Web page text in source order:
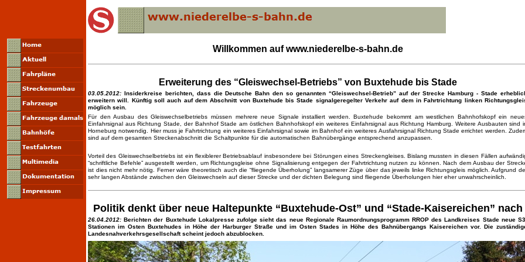
Willkommen auf www.niederelbe-s-bahn.de
Erweiterung des “Gleiswechsel-Betriebs” von Buxtehude bis Stade
03.05.2012: Insiderkreise berichten, dass die Deutsche Bahn den so genannten “Gleiswechsel-Betrieb” auf der Strecke Hamburg - Stade
erweitern will. Künftig soll auch auf dem Abschnitt von Buxtehude bis Stade signalgeregelter Verkehr auf dem in Fahrtrichtung linken
möglich sein.
Für den Ausbau des Gleiswechselbetriebs müssen mehrere neue Signale installiert werden. Buxtehude bekommt am westlichen Bahnhofskopf ein
Einfahrsignal aus Richtung Stade, der Bahnhof Stade am östlichen Bahnhofskopf ein weiteres Einfahrsignal aus Richtung Hamburg. Weitere Ausbauten sind
Horneburg notwendig. Hier muss je Fahrtrichtung ein weiteres Einfahrsignal sowie im Bahnhof ein weiteres Ausfahrsignal Richtung Stade errichtet werden.
sind auf dem gesamten Streckenabschnitt die Schaltpunkte für die automatischen Bahnübergänge entsprechend anzupassen.
Vorteil des Gleiswechselbetriebs ist ein flexiblerer Betriebsablauf insbesondere bei Störungen eines Streckengleises. Bislang mussten in diesen Fällen
“schriftliche Befehle” ausgestellt werden, um Richtungsgleise ohne Signalisierung entgegen der Fahrtrichtung nutzen zu können. Nach dem Ausbau der
ist dies nicht mehr nötig. Ferner wäre theoretisch auch die “fliegende Überholung” langsamerer Züge über das jeweils linke Richtungsgleis möglich. Aufgrund
sehr langen Abstände zwischen den Gleiswechseln auf dieser Strecke und der dichten Belegung sind fliegende Überholungen hier eher unwahrscheinlich.
Politik denkt über neue Haltepunkte “Buxtehude-Ost” und “Stade-Kaisereichen” nach
26.04.2012: Berichten der Buxtehude Lokalpresse zufolge sieht das neue Regionale Raumordnungsprogramm RROP des Landkreises Stade neue
Stationen im Osten Buxtehudes in Höhe der Harburger Straße und im Osten Stades in Höhe des Bahnübergangs Kaisereichen vor. Die
Landesnahverkehrsgesellschaft scheint jedoch abzublocken.